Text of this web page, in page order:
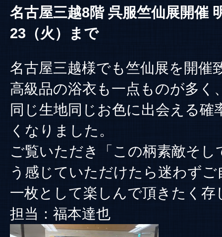
名古屋三越8階 呉服竺仙展開催
23（火）まで
名古屋三越様でも竺仙展を開催
高級品の浴衣も一点ものが多く
同じ生地同じお色に出会える確
くなりました。
ご覧いただき「この柄素敵そし
う感じていただけたら迷わずご
一枚として楽しんで頂きたく存
担当：福本達也